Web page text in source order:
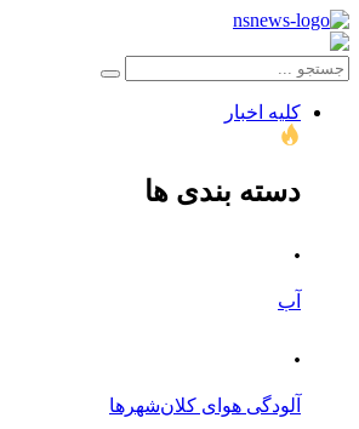
کلیه اخبار
دسته بندی ها
.
آب
.
آلودگی هوای کلان‌شهرها